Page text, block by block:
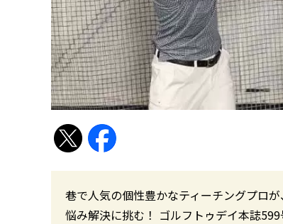
巷で人気の個性豊かなティーチングプロ
悩み解決に挑む！ ゴルフトゥデイ本誌